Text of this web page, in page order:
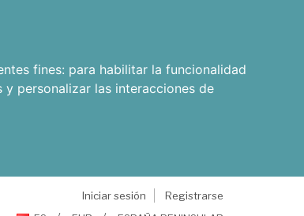
fines: para habilitar la funcionalidad
personalizar las interacciones de
Iniciar sesión
Registrarse